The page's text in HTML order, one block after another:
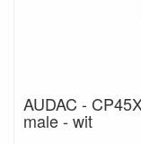
AUDAC -
male - wit